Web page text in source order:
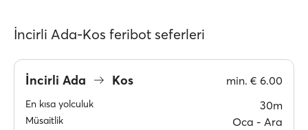
İncirli Ada-Kos feribot seferleri
İncirli Ada Kos min. € 6.00
En kısa yolculuk 30m
Müsaitlik Oca ‐ Ara